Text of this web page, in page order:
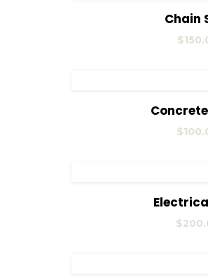
View DetailsChain
$
View Details
$
View Details
$